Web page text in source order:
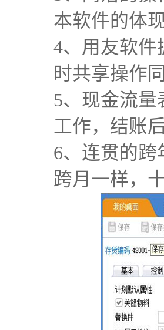
本软件的体
4、用友软件
时共享操作
5、现金流
工作，结账
6、连贯的
跨月一样，